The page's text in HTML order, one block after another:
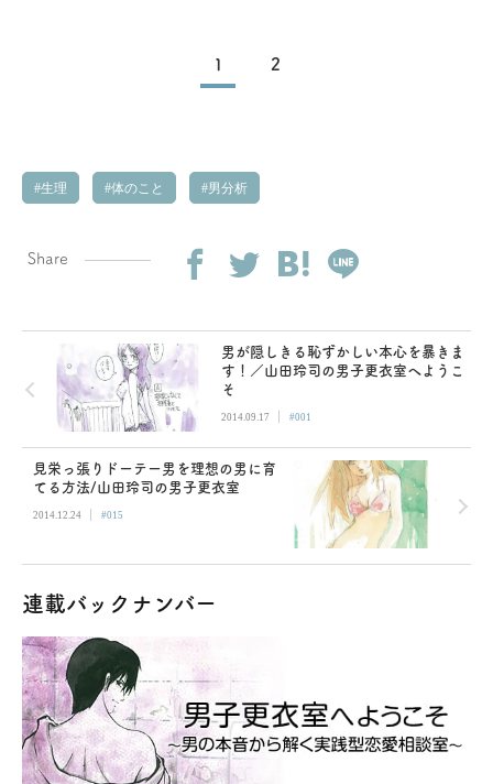
1 2
生理 体のこと 男分析
Share
男が隠しきる恥ずかしい本心を暴きま
す！／山田玲司の男子更衣室へようこ
そ
2014.09.17 | #001
見栄っ張りドーテー男を理想の男に育
てる方法/山田玲司の男子更衣室
2014.12.24 | #015
連載バックナンバー